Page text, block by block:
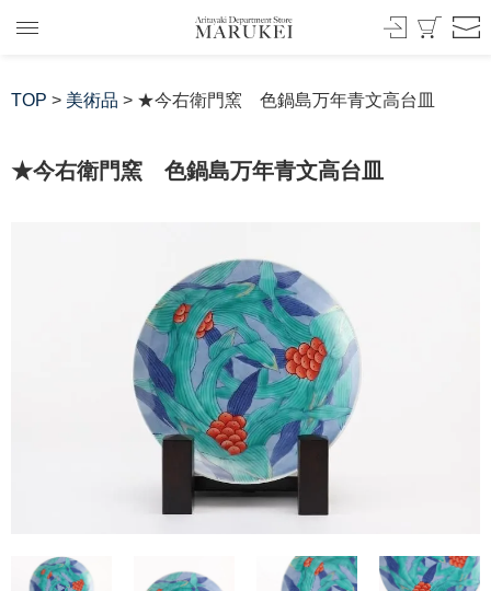
TOP > 美術品 > ★今右衛門窯 色鍋島万年青文高台皿
★今右衛門窯 色鍋島万年青文高台皿